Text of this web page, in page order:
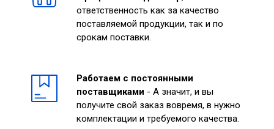
ответственность как за качество
поставляемой продукции, так и по
срокам поставки.
Работаем с постоянными
поставщиками - А значит, и вы
получите свой заказ вовремя, в нужно
комплектации и требуемого качества.